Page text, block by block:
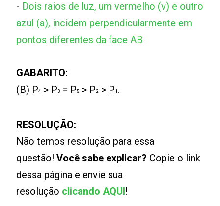
- Dois raios de luz, um vermelho (v) e outro
azul (a), incidem perpendicularmente em
pontos diferentes da face AB
GABARITO:
(B) P4 > P3 = P5 > P2 > P1 .
RESOLUÇÃO:
Não temos resolução para essa
questão!Você sabe explicar? Copie o link
dessa página e envie sua
resolução clicando AQUI!